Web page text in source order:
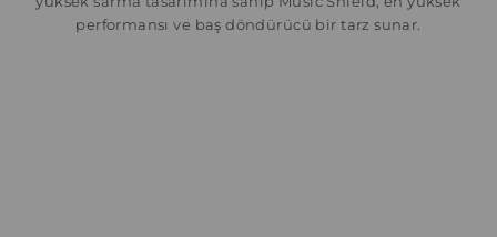
performansı ve baş döndürücü bir tarz sunar.